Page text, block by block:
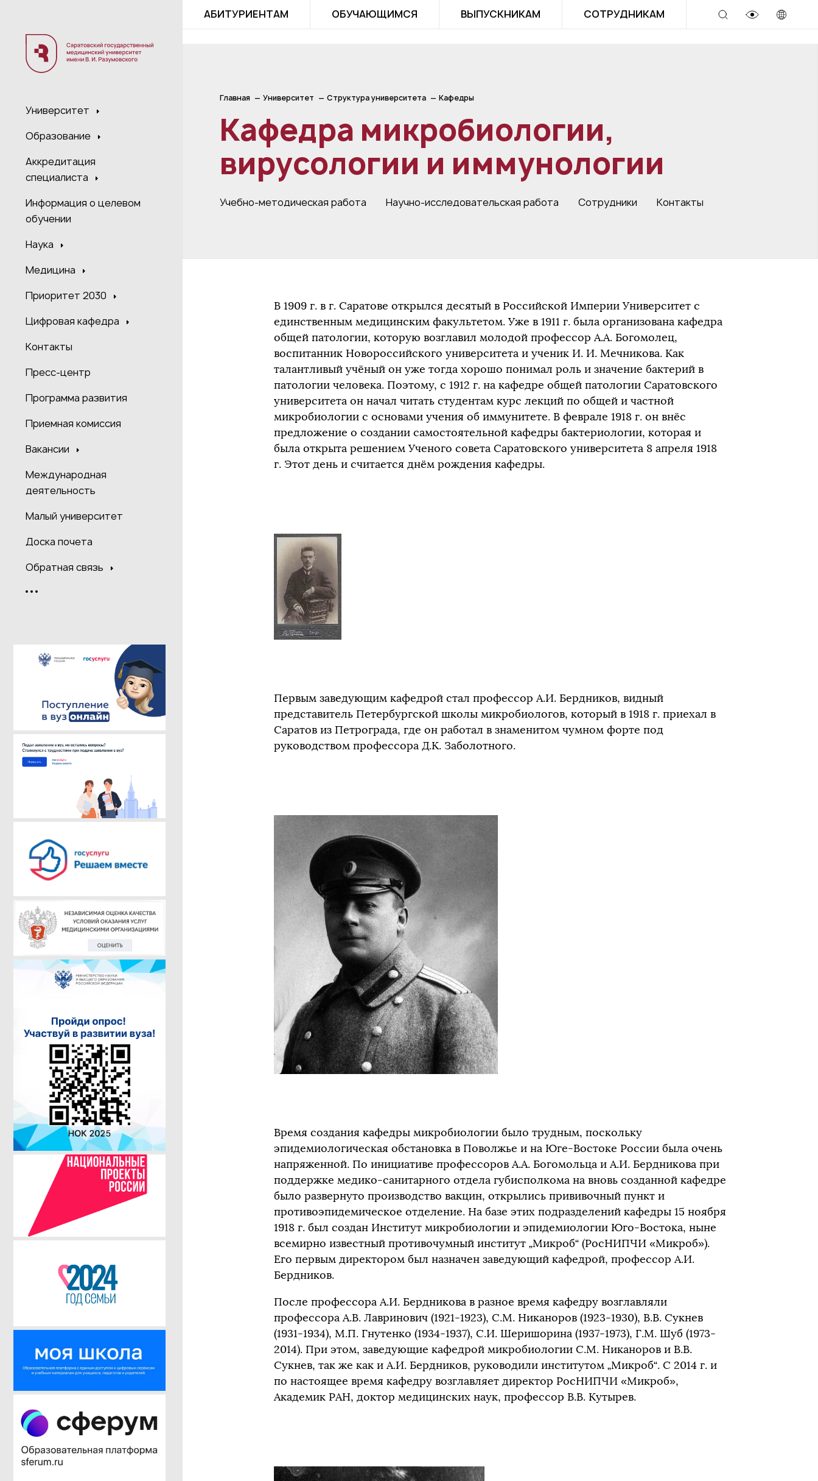
Университет
Образование
Аккредитация
специалиста
Информация о целевом
обучении
Наука
Медицина
Приоритет 2030
Цифровая кафедра
Контакты
Пресс-центр
Программа развития
Приемная комиссия
Вакансии
Международная
деятельность
Малый университет
Доска почета
Обратная связь
АБИТУРИЕНТАМ ОБУЧАЮЩИМСЯ ВЫПУСКНИКАМ СОТРУДНИКАМ
Главная Университет Структура университета Кафедры
Кафедра микробиологии,
вирусологии и иммунологии
Учебно-методическая работа Научно-исследовательская работа Сотрудники Контакты
В 1909 г. в г. Саратове открылся десятый в Российской Империи Университет с
единственным медицинским факультетом. Уже в 1911 г. была организована кафедра
общей патологии, которую возглавил молодой профессор А.А. Богомолец,
воспитанник Новороссийского университета и ученик И. И. Мечникова. Как
талантливый учёный он уже тогда хорошо понимал роль и значение бактерий в
патологии человека. Поэтому, с 1912 г. на кафедре общей патологии Саратовского
университета он начал читать студентам курс лекций по общей и частной
микробиологии с основами учения об иммунитете. В феврале 1918 г. он внёс
предложение о создании самостоятельной кафедры бактериологии, которая и
была открыта решением Ученого совета Саратовского университета 8 апреля 1918
г. Этот день и считается днём рождения кафедры.
Первым заведующим кафедрой стал профессор А.И. Бердников, видный
представитель Петербургской школы микробиологов, который в 1918 г. приехал в
Саратов из Петрограда, где он работал в знаменитом чумном форте под
руководством профессора Д.К. Заболотного.
Время создания кафедры микробиологии было трудным, поскольку
эпидемиологическая обстановка в Поволжье и на Юге-Востоке России была очень
напряженной. По инициативе профессоров А.А. Богомольца и А.И. Бердникова при
поддержке медико-санитарного отдела губисполкома на вновь созданной кафедре
было развернуто производство вакцин, открылись прививочный пункт и
противоэпидемическое отделение. На базе этих подразделений кафедры 15 ноября
1918 г. был создан Институт микробиологии и эпидемиологии Юго-Востока, ныне
всемирно известный противочумный институт „Микроб“ (РосНИПЧИ «Микроб»).
Его первым директором был назначен заведующий кафедрой, профессор А.И.
Бердников.
После профессора А.И. Бердникова в разное время кафедру возглавляли
профессора А.В. Лавринович (1921-1923), С.М. Никаноров (1923-1930), В.В. Сукнев
(1931-1934), М.П. Гнутенко (1934-1937), С.И. Шеришорина (1937-1973), Г.М. Шуб (1973-
2014). При этом, заведующие кафедрой микробиологии С.М. Никаноров и В.В.
Сукнев, так же как и А.И. Бердников, руководили институтом „Микроб“. С 2014 г. и
по настоящее время кафедру возглавляет директор РосНИПЧИ «Микроб»,
Академик РАН, доктор медицинских наук, профессор В.В. Кутырев.